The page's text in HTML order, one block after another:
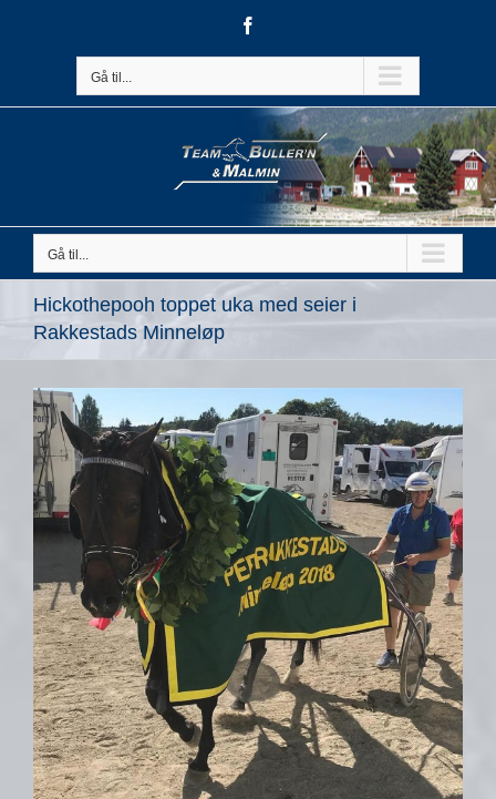
Gå til...
Gå til...
Hickothepooh toppet uka med seier i
Rakkestads Minneløp